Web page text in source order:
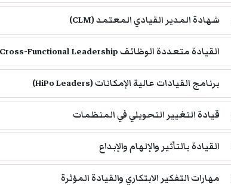
شهادة المدير القيادي المعتمد (CLM)
القيادة متعددة الوظائف Cross-Functional Leadership
برنامج القيادات عالية الإمكانات (HiPo Leaders)
قيادة التغيير التحويلي في المنظمات
القيادة بالتأثير والإلهام والإبداع
مهارات التفكير الابتكاري والقيادة المؤثرة